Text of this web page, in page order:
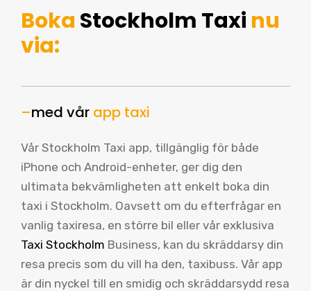
Boka Stockholm Taxi nu
via:
–med vår app taxi
Vår Stockholm Taxi app, tillgänglig för både
iPhone och Android-enheter, ger dig den
ultimata bekvämligheten att enkelt boka din
taxi i Stockholm. Oavsett om du efterfrågar en
vanlig taxiresa, en större bil eller vår exklusiva
Taxi Stockholm Business, kan du skräddarsy din
resa precis som du vill ha den, taxibuss. Vår app
är din nyckel till en smidig och skräddarsydd resa